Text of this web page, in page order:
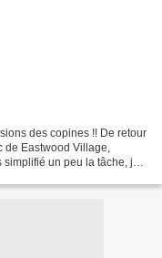
des copines !! De retour
Eastwood Village,
un peu la tâche, je